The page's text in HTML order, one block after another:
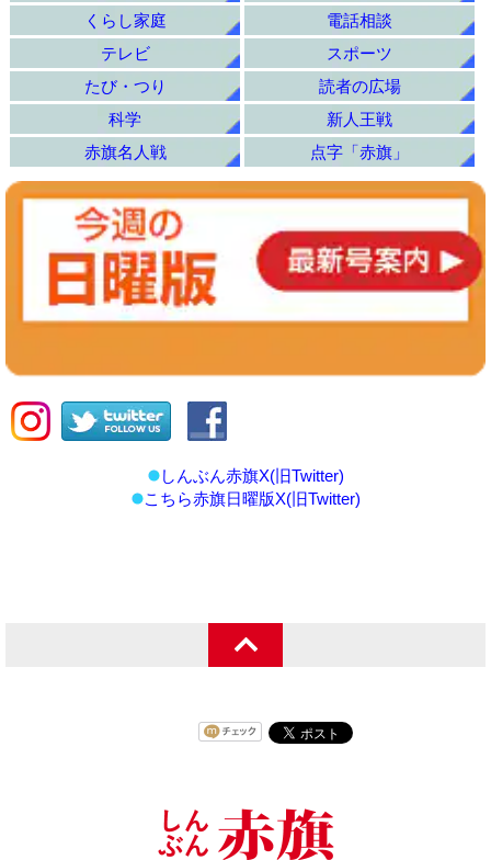
くらし家庭
電話相談
テレビ
スポーツ
たび・つり
読者の広場
科学
新人王戦
赤旗名人戦
点字「赤旗」
しんぶん赤旗X(旧Twitter)
こちら赤旗日曜版X(旧Twitter)